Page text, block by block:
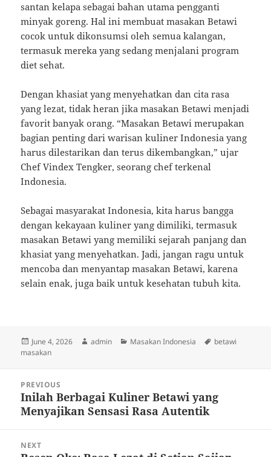
santan kelapa sebagai bahan utama pengganti
minyak goreng. Hal ini membuat masakan Betawi
cocok untuk dikonsumsi oleh semua kalangan,
termasuk mereka yang sedang menjalani program
diet sehat.
Dengan khasiat yang menyehatkan dan cita rasa
yang lezat, tidak heran jika masakan Betawi menjadi
favorit banyak orang. “Masakan Betawi merupakan
bagian penting dari warisan kuliner Indonesia yang
harus dilestarikan dan terus dikembangkan,” ujar
Chef Vindex Tengker, seorang chef terkenal
Indonesia.
Sebagai masyarakat Indonesia, kita harus bangga
dengan kekayaan kuliner yang dimiliki, termasuk
masakan Betawi yang memiliki sejarah panjang dan
khasiat yang menyehatkan. Jadi, jangan ragu untuk
mencoba dan menyantap masakan Betawi, karena
selain enak, juga baik untuk kesehatan tubuh kita.
Posted
on
June 4, 2026 Author
admin Categories
Masakan Indonesia Tags
betawi
masakan
navigation
PREVIOUS
Previous
post:
Inilah Berbagai Kuliner Betawi yang
Menyajikan Sensasi Rasa Autentik
NEXT